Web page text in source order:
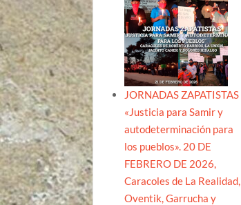
JORNADAS ZAPATISTAS
«Justicia para Samir y
autodeterminación para
los pueblos». 20 DE
FEBRERO DE 2026,
Caracoles de La Realidad,
Oventik, Garrucha y